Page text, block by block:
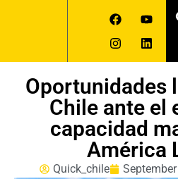
Oportunidades
Chile ante el
capacidad
América
Quick_chile